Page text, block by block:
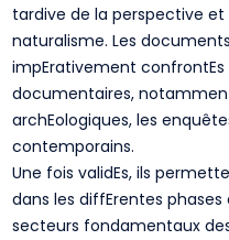
tardive de la perspective et
naturalisme. Les
impErativement
documentaires,
archEologiques, les
contemporains.
Une fois validEs, ils
dans les diffErentes
secteurs fondamentaux